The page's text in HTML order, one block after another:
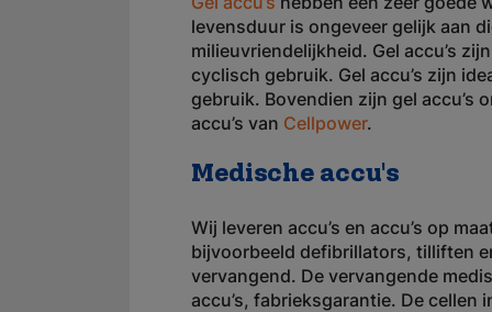
levensduur is ongeveer gelijk aan
milieuvriendelijkheid. Gel accu’s
cyclisch gebruik. Gel accu’s zijn
gebruik. Bovendien zijn gel accu’s
accu’s van Cellpower.
Medische accu's
Wij leveren accu’s en accu’s op
bijvoorbeeld defibrillators, tilliften
vervangend. De vervangende
accu’s, fabrieksgarantie. De cellen